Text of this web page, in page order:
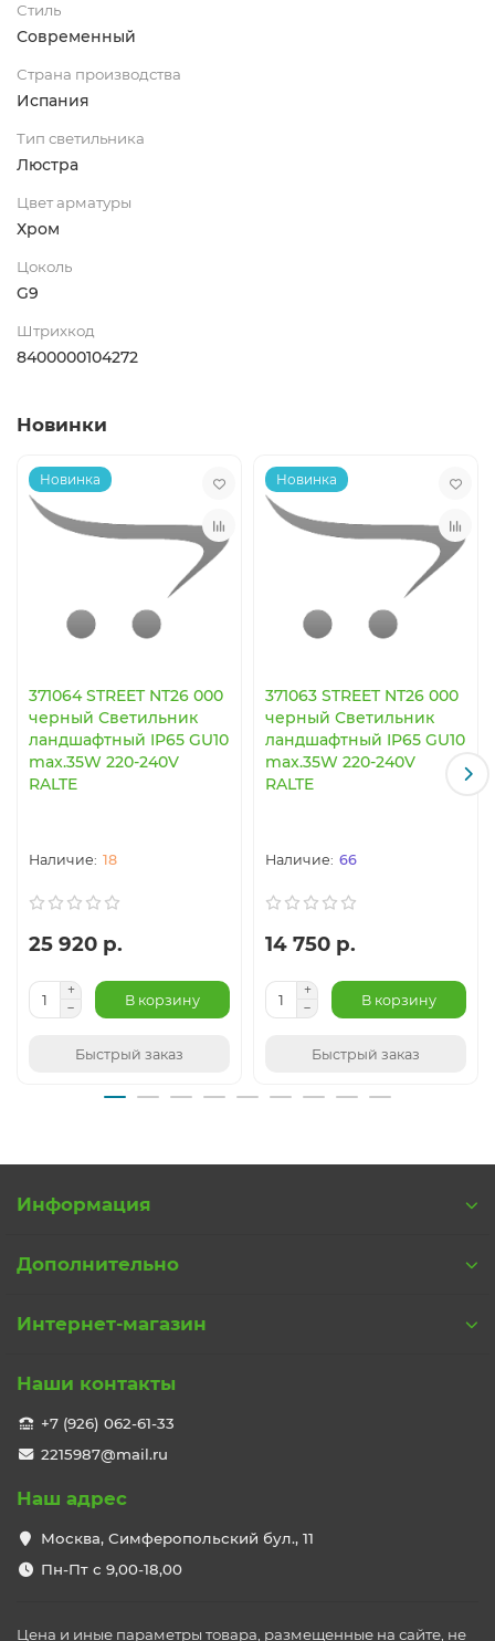
Стиль
Современный
Страна производства
Испания
Тип светильника
Люстра
Цвет арматуры
Хром
Цоколь
G9
Штрихкод
8400000104272
Новинки
Новинка
371064 STREET NT26 000
черный Светильник
ландшафтный IP65 GU10
max.35W 220-240V
RALTE
18
25 920 р.
В корзину
Быстрый заказ
Новинка
371063 STREET NT26 000
черный Светильник
ландшафтный IP65 GU10
max.35W 220-240V
RALTE
66
14 750 р.
В корзину
Быстрый заказ
Информация
Дополнительно
Интернет-магазин
Наши контакты
+7 (926) 062-61-33
2215987@mail.ru
Наш адрес
Москва, Симферопольский бул., 11
Пн-Пт с 9,00-18,00
Цена и иные параметры товара, размещенные на сайте, не